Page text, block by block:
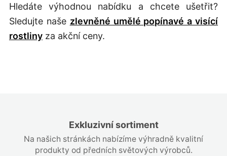
Exkluzivní sortiment
Na našich stránkách nabízíme výhradně kvalitní
produkty od předních světových výrobců.
Hledáte výhodnou nabídku a chcete ušetřit?
Sledujte naše zlevněné umělé popínavé a visící
rostlinyza akční ceny.